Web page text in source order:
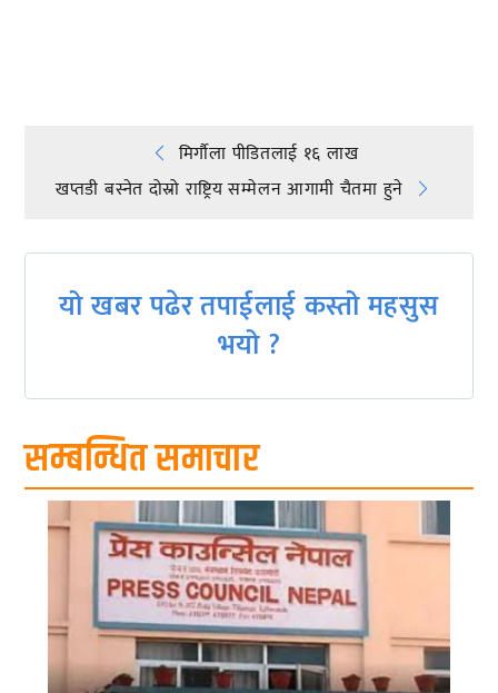
Post
navigation
मिर्गौला पीडितलाई १६ लाख
खप्तडी बस्नेत दोस्रो राष्ट्रिय सम्मेलन आगामी चैतमा हुने
यो खबर पढेर तपाईलाई कस्तो महसुस
भयो ?
सम्बन्धित समाचार